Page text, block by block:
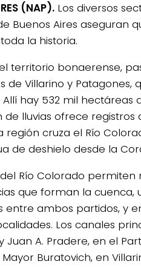
(NAP). Los diversos
Buenos Aires aseguran
la historia.
territorio bonaerense,
de Villarino y
Allí hay 532 mil
de lluvias ofrece
región cruza el Río
de deshielo desde la
del Río Colorado
que forman la cuenca,
entre ambos partidos, y
Los canales
Juan A. Pradere, en el
Buratovich, en